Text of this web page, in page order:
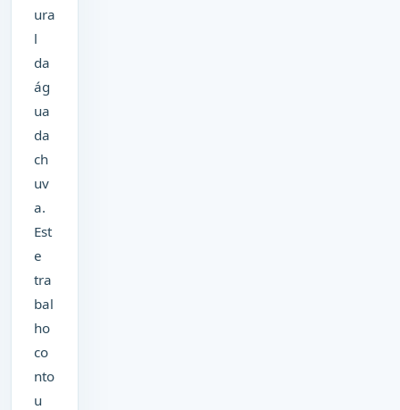
ura
l
da
ág
ua
da
ch
uv
a.
Est
e
tra
bal
ho
co
nto
u